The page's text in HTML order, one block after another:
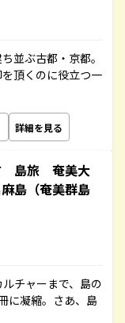
並ぶ古都・京都。
頂くのに役立つ一
詳細を見る
島旅 奄美大
島（奄美群島
チャーまで、島の
に凝縮。さあ、島